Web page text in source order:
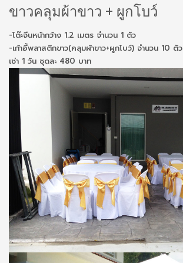
ขาวคลุมผ้าขาว + ผูกโบว์
-โต๊ะจีนหน้ากว้าง 1.2 เมตร จำนวน 1 ตัว
-เก้าอี้พลาสติกขาว(คลุมผ้าขาว+ผูกโบว์) จำนวน 10 ตัว
เช่า 1 วัน ชุดละ 480 บาท